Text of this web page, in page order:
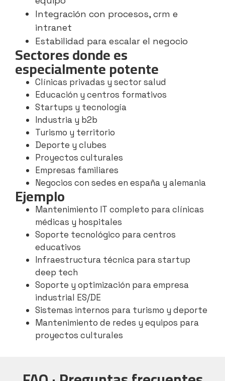
Integración con procesos, crm e
intranet
Estabilidad para escalar el negocio
Sectores donde es
especialmente potente
Clínicas privadas y sector salud
Educación y centros formativos
Startups y tecnología
Industria y b2b
Turismo y territorio
Deporte y clubes
Proyectos culturales
Empresas familiares
Negocios con sedes en españa y alemania
Ejemplo
Mantenimiento IT completo para clínicas
médicas y hospitales
Soporte tecnológico para centros
educativos
Infraestructura técnica para startup
deep tech
Soporte y optimización para empresa
industrial ES/DE
Sistemas internos para turismo y deporte
Mantenimiento de redes y equipos para
proyectos culturales